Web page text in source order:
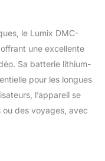
le Lumix DMC-
une excellente
Sa batterie lithium-
pour les longues
l’appareil se
des voyages, avec